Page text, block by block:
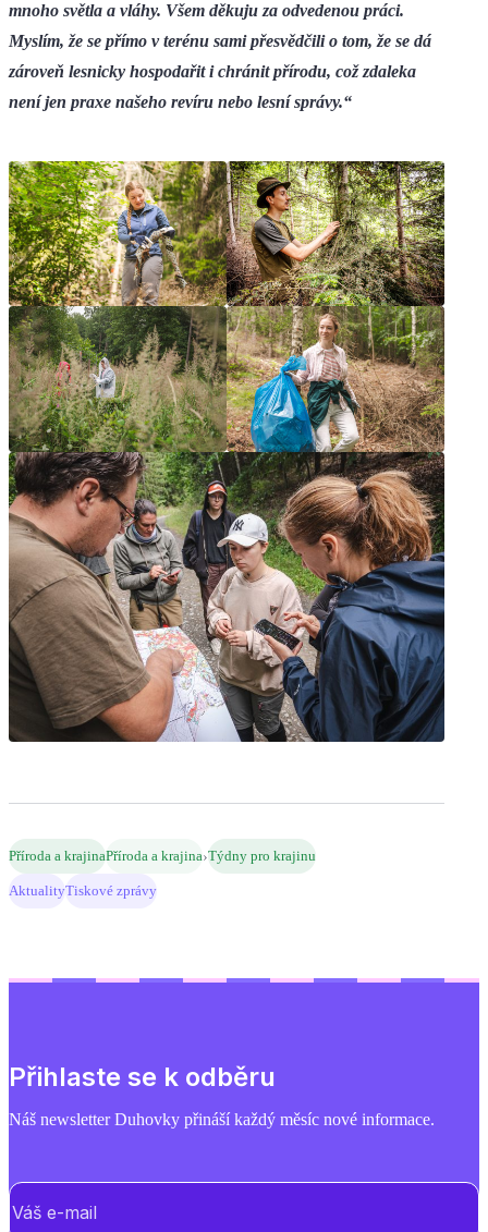
mnoho světla a vláhy. Všem děkuju za odvedenou práci.
Myslím, že se přímo v terénu sami přesvědčili o tom, že se dá
zároveň lesnicky hospodařit i chránit přírodu, což zdaleka
není jen praxe našeho revíru nebo lesní správy.“
Příroda a krajinaPříroda a krajina›Týdny pro krajinu
AktualityTiskové zprávy
Přihlaste se k odběru
Náš newsletter Duhovky přináší každý měsíc nové informace.
E-mail